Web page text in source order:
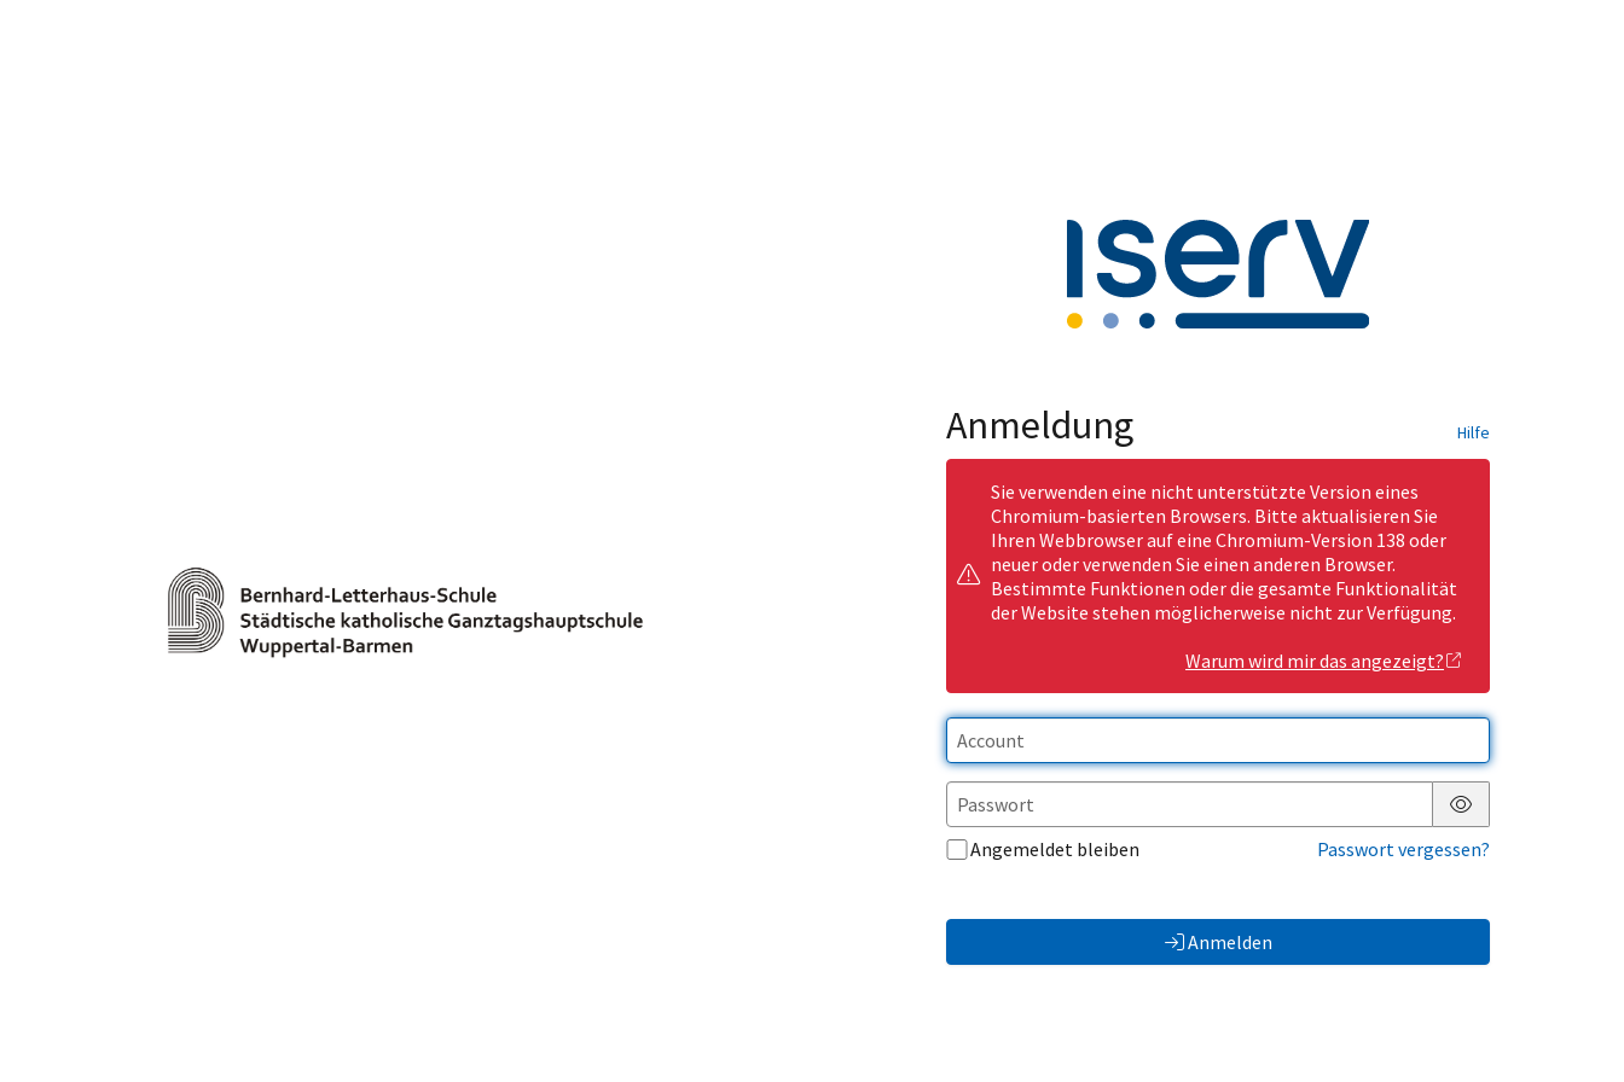
Anmeldung Hilfe
Sie verwenden eine nicht unterstützte Version eines
Chromium-basierten Browsers. Bitte aktualisieren Sie
Ihren Webbrowser auf eine Chromium-Version 138 oder
neuer oder verwenden Sie einen anderen Browser.
Bestimmte Funktionen oder die gesamte Funktionalität
der Website stehen möglicherweise nicht zur Verfügung.
Warum wird mir das angezeigt?
Passwort anzeigen
Angemeldet bleiben
Passwort vergessen?
Anmelden